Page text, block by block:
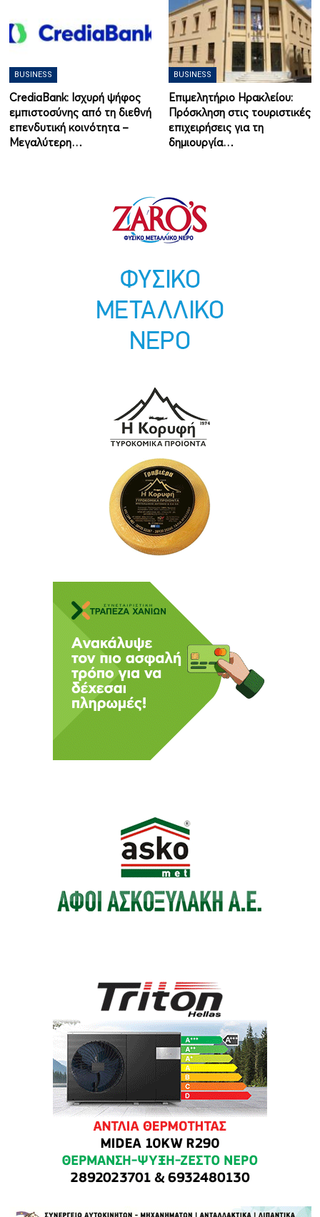
BUSINESS
CrediaBank: Ισχυρή ψήφος
εμπιστοσύνης από τη διεθνή
επενδυτική κοινότητα –
Μεγαλύτερη…
BUSINESS
Επιμελητήριο Ηρακλείου:
Πρόσκληση στις τουριστικές
επιχειρήσεις για τη
δημιουργία…